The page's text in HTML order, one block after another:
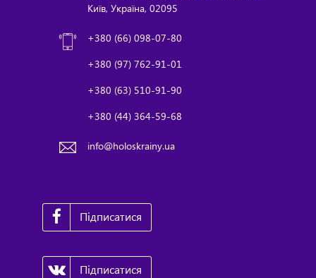
Київ, Україна, 02095
+380 (66) 098-07-80
+380 (97) 762-91-01
+380 (63) 510-91-90
+380 (44) 364-59-68
info@holoskrainy.ua
Підписатися
Підписатися